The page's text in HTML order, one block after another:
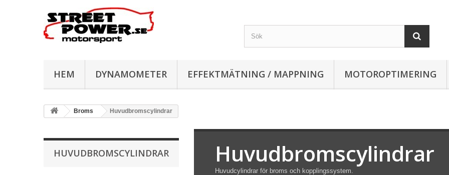
HEM DYNAMOMETER EFFEKTMÄTNING / MAPPNING MOTOROPTIMERING
Broms Huvudbromscylindrar
HUVUDBROMSCYLINDRAR Huvudbromscylindrar
Huvudcylindrar för broms och kopplingssystem.